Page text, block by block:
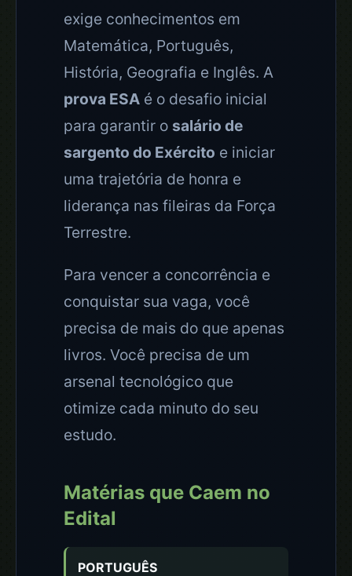
exige conhecimentos em
Matemática, Português,
História, Geografia e Inglês. A
prova ESA é o desafio inicial
para garantir o salário de
sargento do Exército e iniciar
uma trajetória de honra e
liderança nas fileiras da Força
Terrestre.
Para vencer a concorrência e
conquistar sua vaga, você
precisa de mais do que apenas
livros. Você precisa de um
arsenal tecnológico que
otimize cada minuto do seu
estudo.
Matérias que Caem no
Edital
PORTUGUÊS